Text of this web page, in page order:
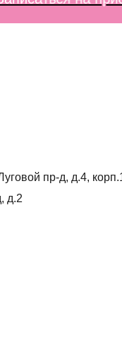
пр-д, д.4,
д.2